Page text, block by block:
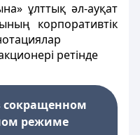
ұлттық әл-ауқат
корпоративтік
ретінде
сокращенном
режиме